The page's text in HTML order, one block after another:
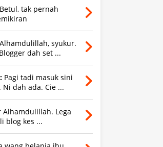
Betul, tak pernah
Alhamdulillah, syukur.
dah set ...
Pagi tadi masuk sini
Ni dah ada. Cie ...
Alhamdulillah. Lega
blog kes ...